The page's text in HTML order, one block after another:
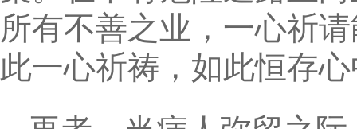
所有不善之业，一心祈
此一心祈祷，如此恒存